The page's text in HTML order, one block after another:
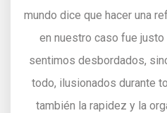
mundo dice que hacer una
en nuestro caso fue justo
sentimos desbordados,
todo, ilusionados durante
también la rapidez y la